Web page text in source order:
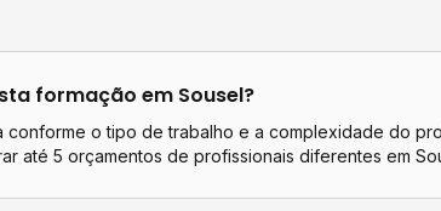
formação em Sousel?
conforme o tipo de trabalho e a complexidade do
até 5 orçamentos de profissionais diferentes em